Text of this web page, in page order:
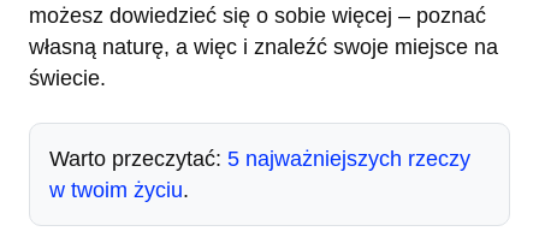
możesz dowiedzieć się o sobie więcej – poznać
własną naturę, a więc i znaleźć swoje miejsce na
świecie.
Warto przeczytać: 5 najważniejszych rzeczy
w twoim życiu.